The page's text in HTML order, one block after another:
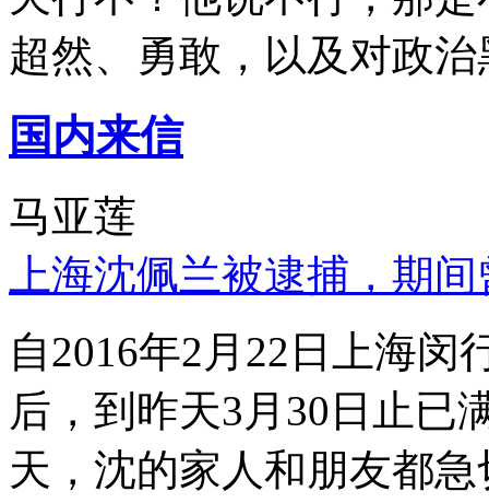
超然、勇敢，以及对政
国内来信
马亚莲
上海沈佩兰被逮捕，期
自2016年2月22日上海
后，到昨天3月30日止已
天，沈的家人和朋友都